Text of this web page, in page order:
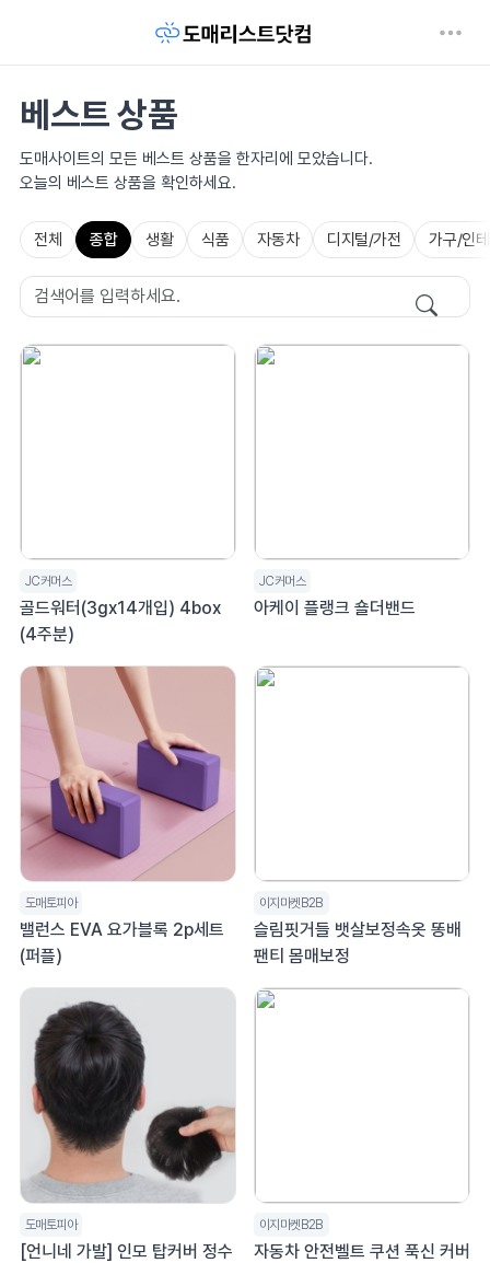
베스트 상품
도매사이트의 모든 베스트 상품을 한자리에 모았습니다.
오늘의 베스트 상품을 확인하세요.
전체 종합 생활 식품 자동차 디지털/가전 가구/인
JC커머스
골드워터(3gx14개입) 4box
(4주분)
JC커머스
아케이 플랭크 숄더밴드
도매토피아
밸런스 EVA 요가블록 2p세트
(퍼플)
이지마켓B2B
슬림핏거들 뱃살보정속옷 똥배
팬티 몸매보정
도매토피아
[언니네 가발] 인모 탑커버 정수
이지마켓B2B
자동차 안전벨트 쿠션 푹신 커버